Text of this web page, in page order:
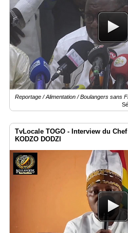
Reportage / Alimentation / Boulangers sans
TvLocale TOGO - Interview du
KODZO DODZI